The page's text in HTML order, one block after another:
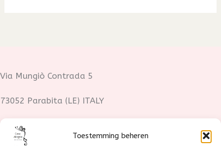
Toestemming beheren
Via Mungiò Contrada 5
73052 Parabita (LE) ITALY